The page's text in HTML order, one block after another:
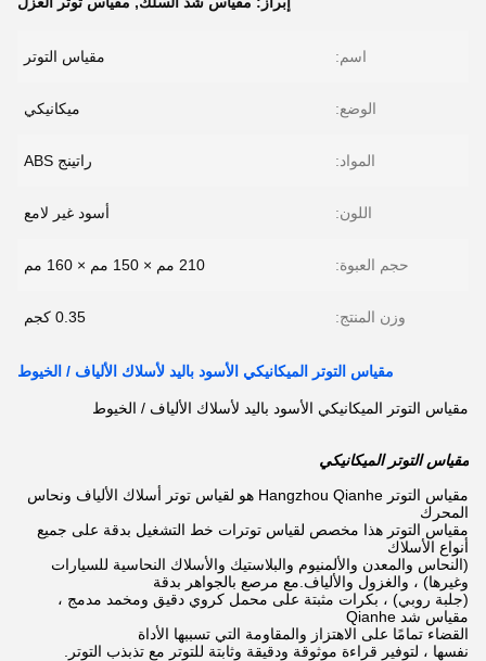
اسم: مقياس التوتر
الوضع: ميكانيكي
المواد: راتينج ABS
اللون: أسود غير لامع
حجم العبوة: 210 مم × 150 مم × 160 مم
وزن المنتج: 0.35 كجم
مقياس التوتر الميكانيكي الأسود باليد لأسلاك الألياف / الخيوط
مقياس التوتر الميكانيكي الأسود باليد لأسلاك الألياف / الخيوط
مقياس التوتر الميكانيكي
مقياس التوتر Hangzhou Qianhe هو لقياس توتر أسلاك الألياف ونحاس
المحرك
مقياس التوتر هذا مخصص لقياس توترات خط التشغيل بدقة على جميع
أنواع الأسلاك
(النحاس والمعدن والألمنيوم والبلاستيك والأسلاك النحاسية للسيارات
وغيرها) ، والغزول والألياف.مع مرصع بالجواهر بدقة
(جلبة روبي) ، بكرات مثبتة على محمل كروي دقيق ومخمد مدمج ،
مقياس شد Qianhe
القضاء تمامًا على الاهتزاز والمقاومة التي تسببها الأداة
نفسها ، لتوفير قراءة موثوقة ودقيقة وثابتة للتوتر مع تذبذب التوتر.